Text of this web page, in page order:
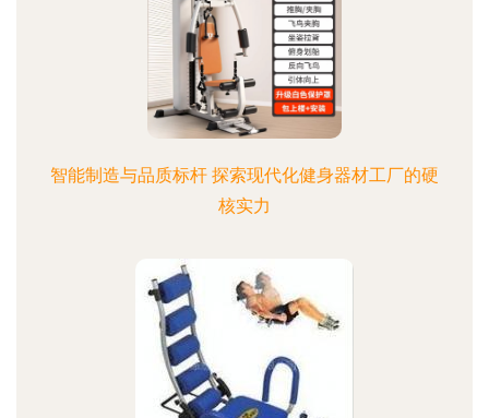
智能制造与品质标杆 探索现代化健身器材工厂的硬
核实力